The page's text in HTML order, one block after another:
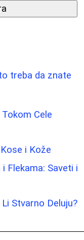
treba da znate
Cele
i Kože
Flekama: Saveti i
Stvarno Deluju?